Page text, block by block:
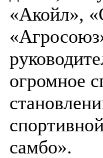
«Акойл»,
огромное
самбо».